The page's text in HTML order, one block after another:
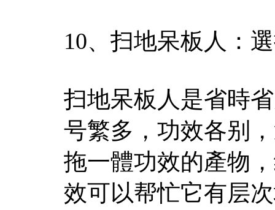
10、扫地呆板人：
扫地呆板人是省時
号繁多，功效各别
拖一體功效的產物
效可以帮忙它有层